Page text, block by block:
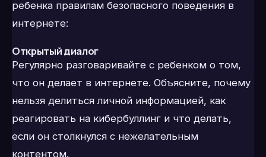
ребенка правилам безопасного поведения в
интернете:
Открытый диалог
Регулярно разговаривайте с ребенком о том,
что он делает в интернете. Объясните, почему
нельзя делиться личной информацией, как
реагировать на кибербуллинг и что делать,
если он столкнулся с нежелательным
контентом.